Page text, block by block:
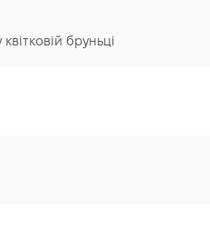
бруньці